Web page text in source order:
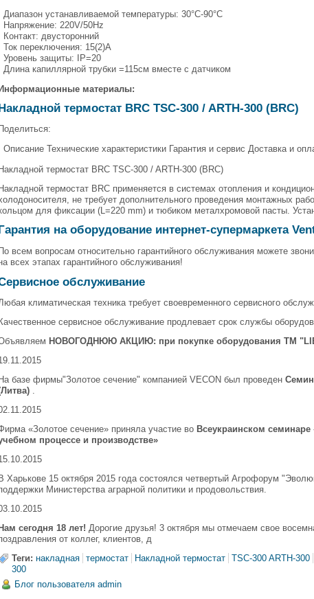
Диапазон устанавливаемой температуры: 30°C-90°C
Напряжение: 220V/50Hz
Контакт: двусторонний
Ток переключения: 15(2)А
Уровень защиты: IP=20
Длина капиллярной трубки =115см вместе с датчиком
Информационные материалы:
термостат BRC TSC-300 / ARTH-300 (BRC)
Поделиться:
Описание Технические характеристики Гарантия и сервис Доставка и
термостат BRC TSC-300 / ARTH-300 (BRC)
термостат BRC применяется в системах отопления и
не требует дополнительного проведения монтажных
для фиксации (L=220 mm) и тюбиком металхромовой пасты.
на оборудование интернет-супермаркета
По всем вопросам относительно гарантийного обслуживания можете
всех этапах гарантийного обслуживания!
обслуживание
климатическая техника требует своевременного сервисного
Качественное сервисное обслуживание продлевает срок службы
НОВОГОДНЮЮ АКЦИЮ: при покупке оборудования ТМ
На базе фирмы"Золотое сечение" компанией VECON был проведен
.
«Золотое сечение» приняла участие во Всеукраинском
процессе и производстве»
В Харькове 15 октября 2015 года состоялся четвертый Агрофорум
Министерства аграрной политики и продовольствия.
Нам сегодня 18 лет! Дорогие друзья! 3 октября мы отмечаем свое
от коллег, клиентов, д
Теги: накладная термостат Накладной термостат TSC-300 ARTH-300
300
Блог пользователя admin